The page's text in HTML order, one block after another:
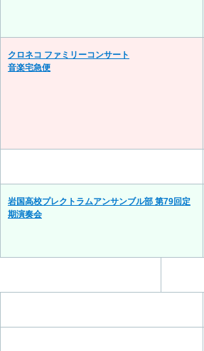
クロネコ ファミリーコンサート
音楽宅急便
岩国高校プレクトラムアンサンブル部 第79回定
期演奏会